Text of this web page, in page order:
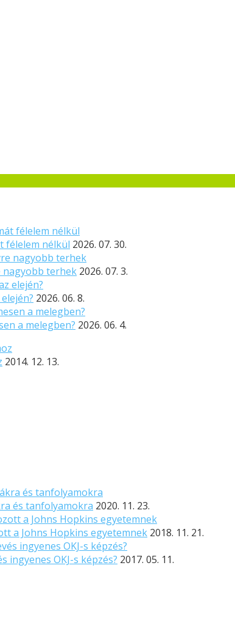
félelem nélkül 2026. 07. 30.
nagyobb terhek 2026. 07. 3.
2026. 06. 8.
a melegben? 2026. 06. 4.
2014. 12. 13.
és tanfolyamokra 2020. 11. 23.
a Johns Hopkins egyetemnek 2018. 11. 21.
ingyenes OKJ-s képzés? 2017. 05. 11.